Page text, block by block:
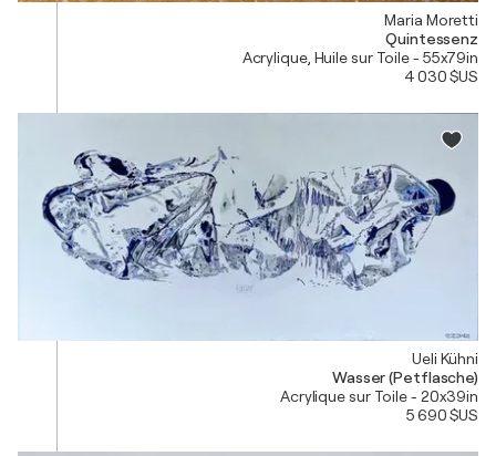
Maria Moretti
Quintessenz
Acrylique, Huile sur Toile - 55x79in
4 030 $US
Ueli Kühni
Wasser (Petflasche)
Acrylique sur Toile - 20x39in
5 690 $US